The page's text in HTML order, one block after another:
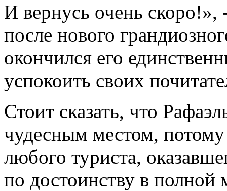
И вернусь очень скоро!»,
после нового
окончился его
успокоить своих
Стоит сказать, что
чудесным местом, потому
любого туриста,
по достоинству в полной